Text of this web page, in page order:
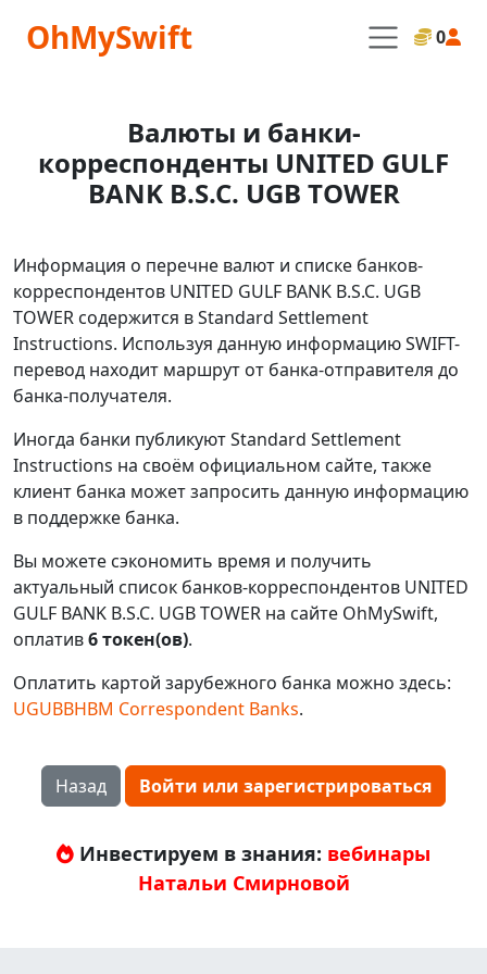
OhMySwift 0
Валюты и банки-
корреспонденты UNITED GULF
BANK B.S.C. UGB TOWER
Информация о перечне валют и списке банков-
корреспондентов UNITED GULF BANK B.S.C. UGB
TOWER содержится в Standard Settlement
Instructions. Используя данную информацию SWIFT-
перевод находит маршрут от банка-отправителя до
банка-получателя.
Иногда банки публикуют Standard Settlement
Instructions на своём официальном сайте, также
клиент банка может запросить данную информацию
в поддержке банка.
Вы можете сэкономить время и получить
актуальный список банков-корреспондентов UNITED
GULF BANK B.S.C. UGB TOWER на сайте OhMySwift,
оплатив6 токен(ов).
Оплатить картой зарубежного банка можно здесь:
UGUBBHBM Correspondent Banks.
Назад Войти или зарегистрироваться
Инвестируем в знания: вебинары
Натальи Смирновой